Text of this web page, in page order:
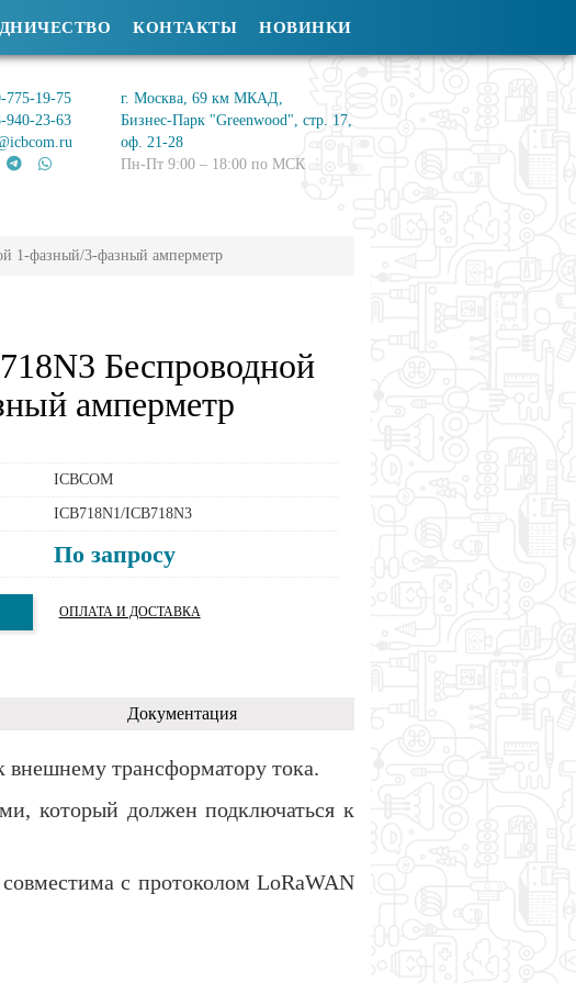
КОНТАКТЫ НОВИНКИ
775-19-75
940-23-63
г. Москва, 69 км МКАД,
Бизнес-Парк "Greenwood", стр. 17,
оф. 21-28
Пн-Пт 9:00 – 18:00 по МСК
1-фазный/3-фазный амперметр
Беспроводной
амперметр
ICBCOM
ICB718N1/ICB718N3
По запросу
ОПЛАТА И ДОСТАВКА
Документация
трансформатору тока.
который должен подключаться к
совместима с протоколом LoRaWAN